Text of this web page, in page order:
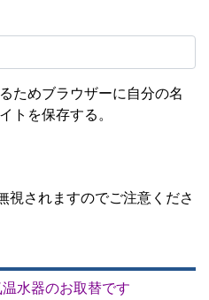
ためブラウザーに自分の名
トを保存する。
視されますのでご注意くださ
水器のお取替です